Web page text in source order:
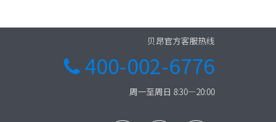
贝昂官方客服热线
 400-002-6776
周一至周日 8:30—20:00